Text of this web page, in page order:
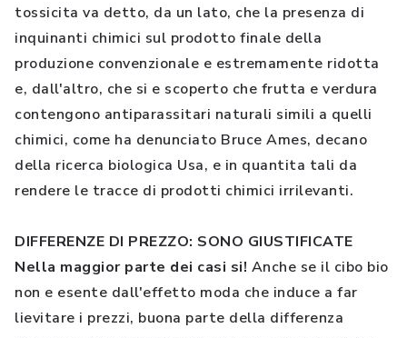
tossicita va detto, da un lato, che la presenza di
inquinanti chimici sul prodotto finale della
produzione convenzionale e estremamente ridotta
e, dall'altro, che si e scoperto che frutta e verdura
contengono antiparassitari naturali simili a quelli
chimici, come ha denunciato Bruce Ames, decano
della ricerca biologica Usa, e in quantita tali da
rendere le tracce di prodotti chimici irrilevanti.
DIFFERENZE DI PREZZO: SONO GIUSTIFICATE
Nella maggior parte dei casi si! Anche se il cibo bio
non e esente dall'effetto moda che induce a far
lievitare i prezzi, buona parte della differenza